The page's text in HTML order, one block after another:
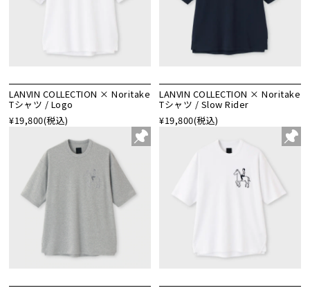
LANVIN COLLECTION × Noritake
Tシャツ / Logo
¥19,800(税込)
LANVIN COLLECTION × Noritake
Tシャツ / Slow Rider
¥19,800(税込)